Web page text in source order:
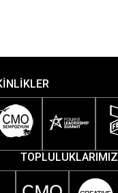
TOPLULUKLARIMIZ